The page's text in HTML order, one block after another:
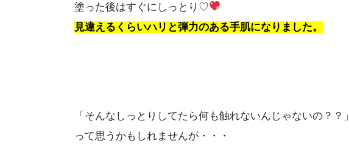
塗った後はすぐにしっとり♡
見違えるくらいハリと弾力のある手肌になりました。
「そんなしっとりしてたら何も触れないんじゃないの？？」
って思うかもしれませんが・・・